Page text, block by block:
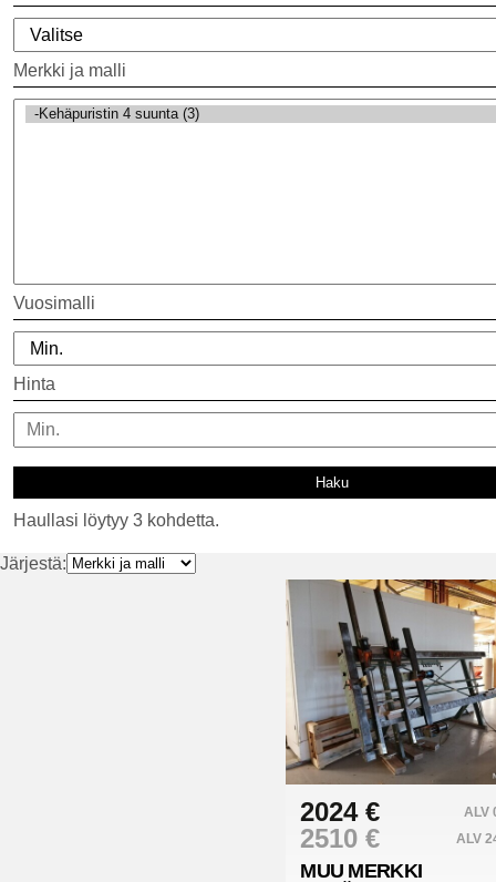
Merkki ja malli
Vuosimalli
Hinta
Haullasi löytyy 3 kohdetta.
Järjestä:
2024 € ALV
2510 € ALV
MUU MERKKI